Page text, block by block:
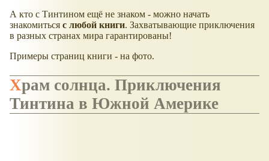
А кто с Тинтином ещё не знаком - можно начать
знакомиться с любой книги. Захватывающие приключения
в разных странах мира гарантированы!
Примеры страниц книги - на фото.
Храм солнца. Приключения
Тинтина в Южной Америке